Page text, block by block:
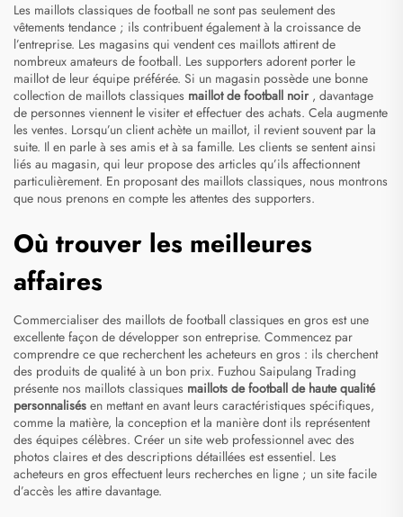
Les maillots classiques de football ne sont pas seulement des
vêtements tendance ; ils contribuent également à la croissance de
l’entreprise. Les magasins qui vendent ces maillots attirent de
nombreux amateurs de football. Les supporters adorent porter le
maillot de leur équipe préférée. Si un magasin possède une bonne
collection de maillots classiques maillot de football noir , davantage
de personnes viennent le visiter et effectuer des achats. Cela augmente
les ventes. Lorsqu’un client achète un maillot, il revient souvent par la
suite. Il en parle à ses amis et à sa famille. Les clients se sentent ainsi
liés au magasin, qui leur propose des articles qu’ils affectionnent
particulièrement. En proposant des maillots classiques, nous montrons
que nous prenons en compte les attentes des supporters.
Où trouver les meilleures
affaires
Commercialiser des maillots de football classiques en gros est une
excellente façon de développer son entreprise. Commencez par
comprendre ce que recherchent les acheteurs en gros : ils cherchent
des produits de qualité à un bon prix. Fuzhou Saipulang Trading
présente nos maillots classiques maillots de football de haute qualité
personnalisés en mettant en avant leurs caractéristiques spécifiques,
comme la matière, la conception et la manière dont ils représentent
des équipes célèbres. Créer un site web professionnel avec des
photos claires et des descriptions détaillées est essentiel. Les
acheteurs en gros effectuent leurs recherches en ligne ; un site facile
d’accès les attire davantage.